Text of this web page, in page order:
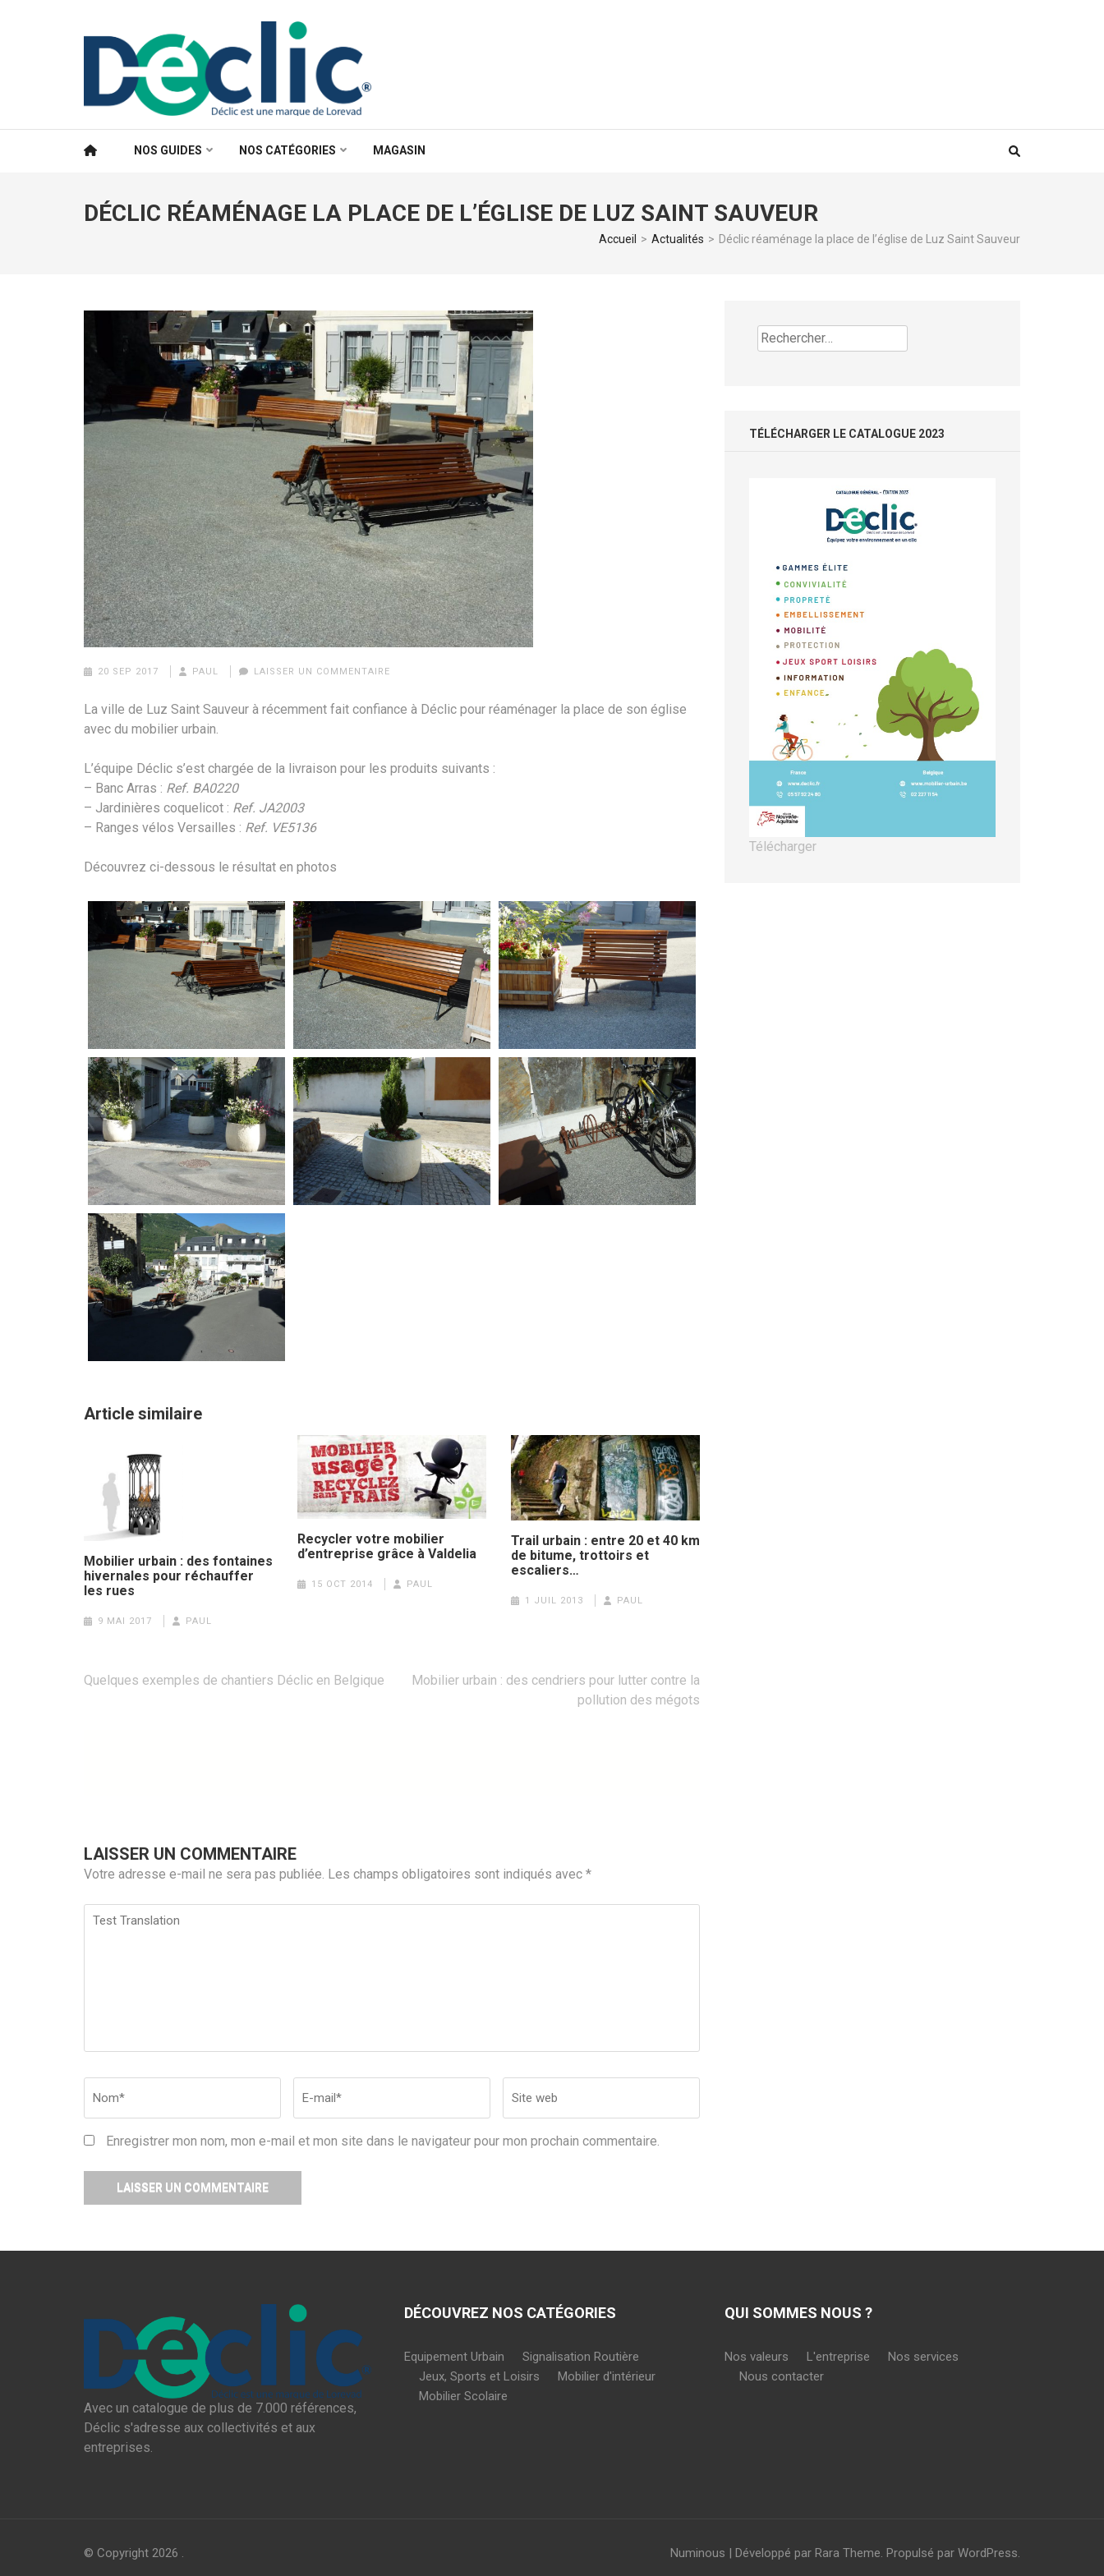
NOS GUIDES NOS CATÉGORIES MAGASIN
DÉCLIC RÉAMÉNAGE LA PLACE DE L’ÉGLISE DE LUZ SAINT SAUVEUR
Accueil > Actualités > Déclic réaménage la place de l’église de Luz Saint Sauveur
20 SEP 2017 PAUL LAISSER UN COMMENTAIRE
La ville de Luz Saint Sauveur à récemment fait confiance à Déclic pour réaménager la place de son église
avec du mobilier urbain.
L’équipe Déclic s’est chargée de la livraison pour les produits suivants :
– Banc Arras : Ref. BA0220
– Jardinières coquelicot : Ref. JA2003
– Ranges vélos Versailles : Ref. VE5136
Découvrez ci-dessous le résultat en photos
Article similaire
Mobilier urbain : des fontaines
hivernales pour réchauffer
les rues
9 MAI 2017 PAUL
Recycler votre mobilier
d’entreprise grâce à Valdelia
15 OCT 2014 PAUL
Trail urbain : entre 20 et 40 km
de bitume, trottoirs et
escaliers…
1 JUIL 2013 PAUL
Navigation
Quelques exemples de chantiers Déclic en Belgique
Mobilier urbain : des cendriers pour lutter contre la
pollution des mégots
LAISSER UN COMMENTAIRE
Votre adresse e-mail ne sera pas publiée. Les champs obligatoires sont indiqués avec *
Test
web
Enregistrer mon nom, mon e-mail et mon site dans le navigateur pour mon prochain commentaire.
Rechercher :
TÉLÉCHARGER LE CATALOGUE 2023
Télécharger
Avec un catalogue de plus de 7.000 références,
Déclic s'adresse aux collectivités et aux
entreprises.
DÉCOUVREZ NOS CATÉGORIES
Equipement Urbain
Signalisation Routière
Jeux, Sports et Loisirs
Mobilier d'intérieur
Mobilier Scolaire
QUI SOMMES NOUS ?
Nos valeurs L'entreprise
Nos services
Nous contacter
© Copyright 2026 . Numinous | Développé par Rara Theme. Propulsé par WordPress.